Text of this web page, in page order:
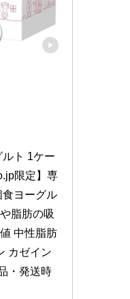
ト 1ケー
限定】専
食ヨーグル
脂肪の吸
中性脂肪
カゼイン
・発送時